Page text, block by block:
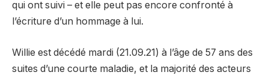
qui ont suivi – et elle peut pas encore confronté à
l’écriture d’un hommage à lui.
Willie est décédé mardi (21.09.21) à l’âge de 57 ans des
suites d’une courte maladie, et la majorité des acteurs